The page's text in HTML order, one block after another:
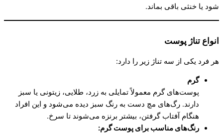
شود یا خنثی باقی بماند.
انواع تناژ پوست
هر فرد یکی از سه تناژ زیر را دارد:
گرم
پوست‌های گرم معمولاً تمایلی به زرد، طلایی، زیتونی یا سبز
دارند. رگ‌های مچ دست به رنگ سبز دیده می‌شود و این افراد
هنگام آفتاب گرفتن، بیشتر برنزه می‌شوند تا سرخ.
رنگ‌های مناسب برای پوست گرم: